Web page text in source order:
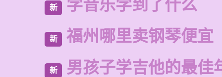
新 学音乐学到了什么
新 福州哪里卖钢琴便宜
新 男孩子学吉他的最佳